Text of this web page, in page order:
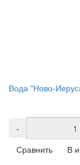
Вода "Ново-
-
Сравнить
В